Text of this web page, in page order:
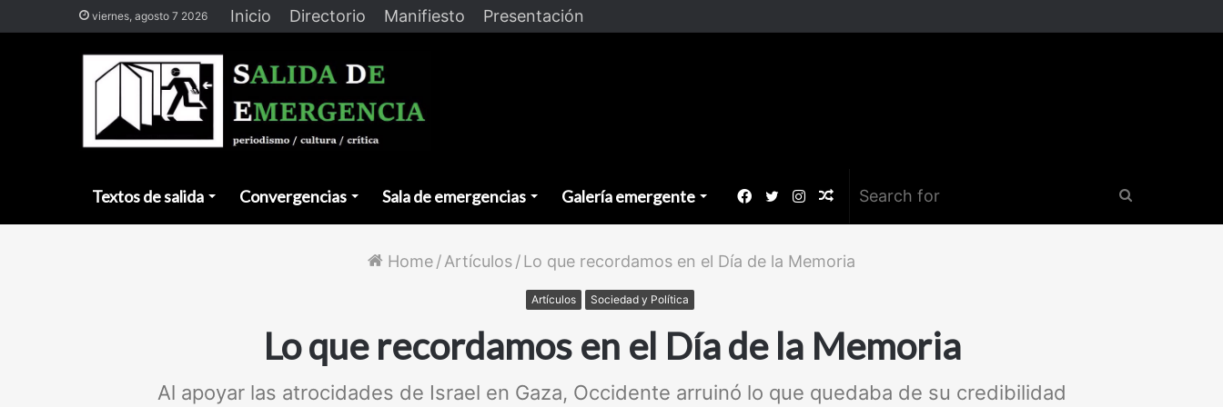
viernes, agosto 7 2026 Inicio Directorio Manifiesto Presentación
Textos de salida Convergencias Sala de emergencias Galería emergente Random
Instagram
Twitter
Facebook
Home/Artículos/Lo que recordamos en el Día de la Memoria
Artículos Sociedad y Política
Lo que recordamos en el Día de la Memoria
Al apoyar las atrocidades de Israel en Gaza, Occidente arruinó lo que quedaba de su credibilidad